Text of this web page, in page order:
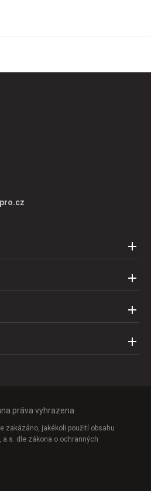
práva vyhrazena.
zakázáno, jakékoli použití obsahu
a.s. dle zákona o ochranných